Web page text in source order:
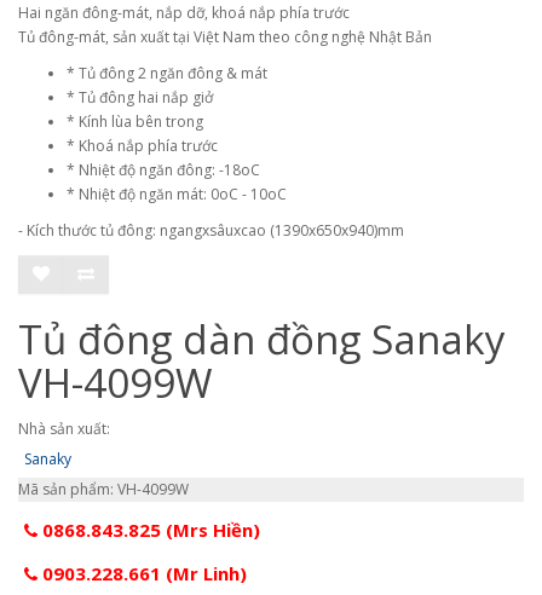
Hai ngăn đông-mát, nắp dỡ, khoá nắp phía trước
Tủ đông-mát, sản xuất tại Việt Nam theo công nghệ Nhật Bản
* Tủ đông 2 ngăn đông & mát
* Tủ đông hai nắp giở
* Kính lùa bên trong
* Khoá nắp phía trước
* Nhiệt độ ngăn đông: -18oC
* Nhiệt độ ngăn mát: 0oC - 10oC
- Kích thước tủ đông: ngangxsâuxcao (1390x650x940)mm
Tủ đông dàn đồng Sanaky
VH-4099W
Nhà sản xuất:
Sanaky
Mã sản phẩm: VH-4099W
0868.843.825 (Mrs Hiền)
0903.228.661 (Mr Linh)